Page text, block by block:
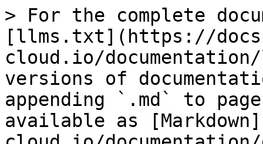
> For the complete
[llms.txt](https://
cloud.io/
versions of
appending `.md` to
available as